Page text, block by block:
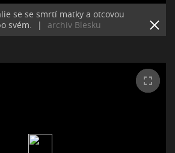
se se smrtí matky a otcovou
svém.
| archiv Blesku